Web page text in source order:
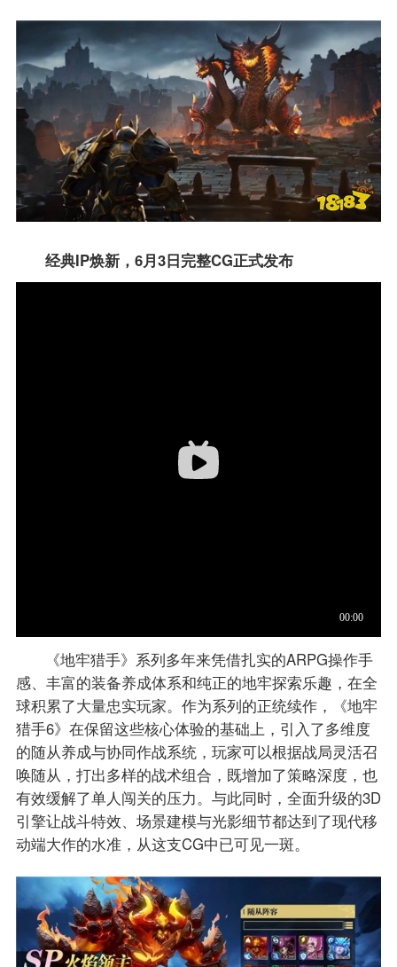
经典IP焕新，6月3日完整CG正式发布
《地牢猎手》系列多年来凭借扎实的ARPG操作手
感、丰富的装备养成体系和纯正的地牢探索乐趣，在全
球积累了大量忠实玩家。作为系列的正统续作，《地牢
猎手6》在保留这些核心体验的基础上，引入了多维度
的随从养成与协同作战系统，玩家可以根据战局灵活召
唤随从，打出多样的战术组合，既增加了策略深度，也
有效缓解了单人闯关的压力。与此同时，全面升级的3D
引擎让战斗特效、场景建模与光影细节都达到了现代移
动端大作的水准，从这支CG中已可见一斑。